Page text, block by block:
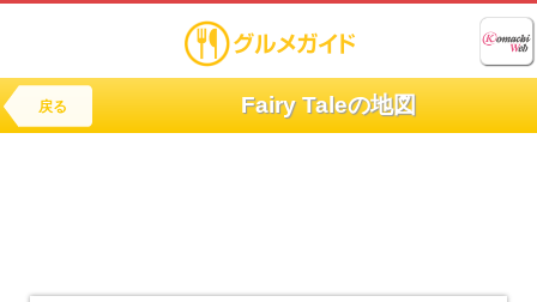
戻る Fairy Taleの地図